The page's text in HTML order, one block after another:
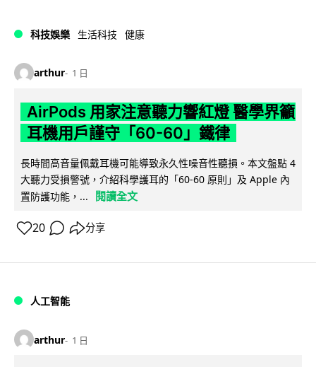
科技娛樂 生活科技 健康
arthur 1 日
AirPods 用家注意聽力響紅燈 醫學界籲
耳機用戶謹守「60-60」鐵律
長時間高音量佩戴耳機可能導致永久性噪音性聽損。本文盤點 4
大聽力受損警號，介紹科學護耳的「60-60 原則」及 Apple 內
置防護功能，...
閱讀全文
20 分享
人工智能
arthur 1 日